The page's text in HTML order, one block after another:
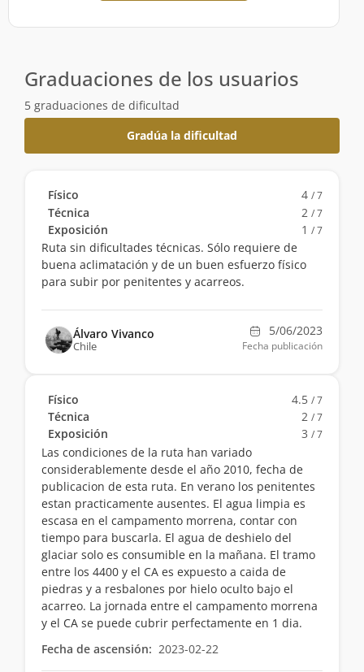
Graduaciones de los usuarios
5 graduaciones de dificultad
Gradúa la dificultad
Físico 4 / 7
Técnica 2 / 7
Exposición 1 / 7
Ruta sin dificultades técnicas. Sólo requiere de
buena aclimatación y de un buen esfuerzo físico
para subir por penitentes y acarreos.
Álvaro Vivanco
Chile
5/06/2023
Fecha publicación
Físico 4.5 / 7
Técnica 2 / 7
Exposición 3 / 7
Las condiciones de la ruta han variado
considerablemente desde el año 2010, fecha de
publicacion de esta ruta. En verano los penitentes
estan practicamente ausentes. El agua limpia es
escasa en el campamento morrena, contar con
tiempo para buscarla. El agua de deshielo del
glaciar solo es consumible en la mañana. El tramo
entre los 4400 y el CA es expuesto a caida de
piedras y a resbalones por hielo oculto bajo el
acarreo. La jornada entre el campamento morrena
y el CA se puede cubrir perfectamente en 1 dia.
Fecha de ascensión: 2023-02-22